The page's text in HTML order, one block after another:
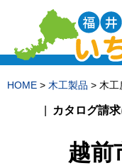
HOME > 木工製品 > 木
カタログ請
越前